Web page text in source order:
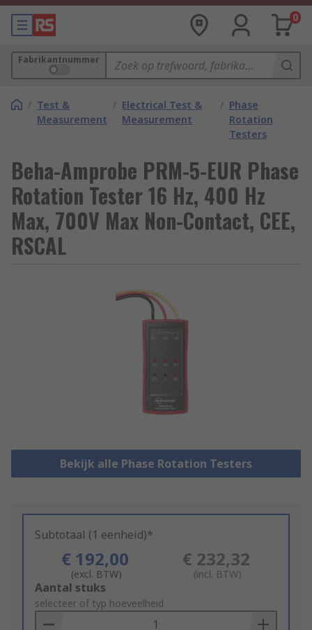
0
Fabrikantnummer
/ Test &
Measurement
/ Electrical Test &
Measurement
/ Phase
Rotation
Testers
Beha-Amprobe PRM-5-EUR Phase
Rotation Tester 16 Hz, 400 Hz
Max, 700V Max Non-Contact, CEE,
RSCAL
Bekijk alle Phase Rotation Testers
Subtotaal (1 eenheid)*
€ 192,00
(excl. BTW)
€ 232,32
(incl. BTW)
Add
to
Basket
Aantal stuks
selecteer of typ hoeveelheid